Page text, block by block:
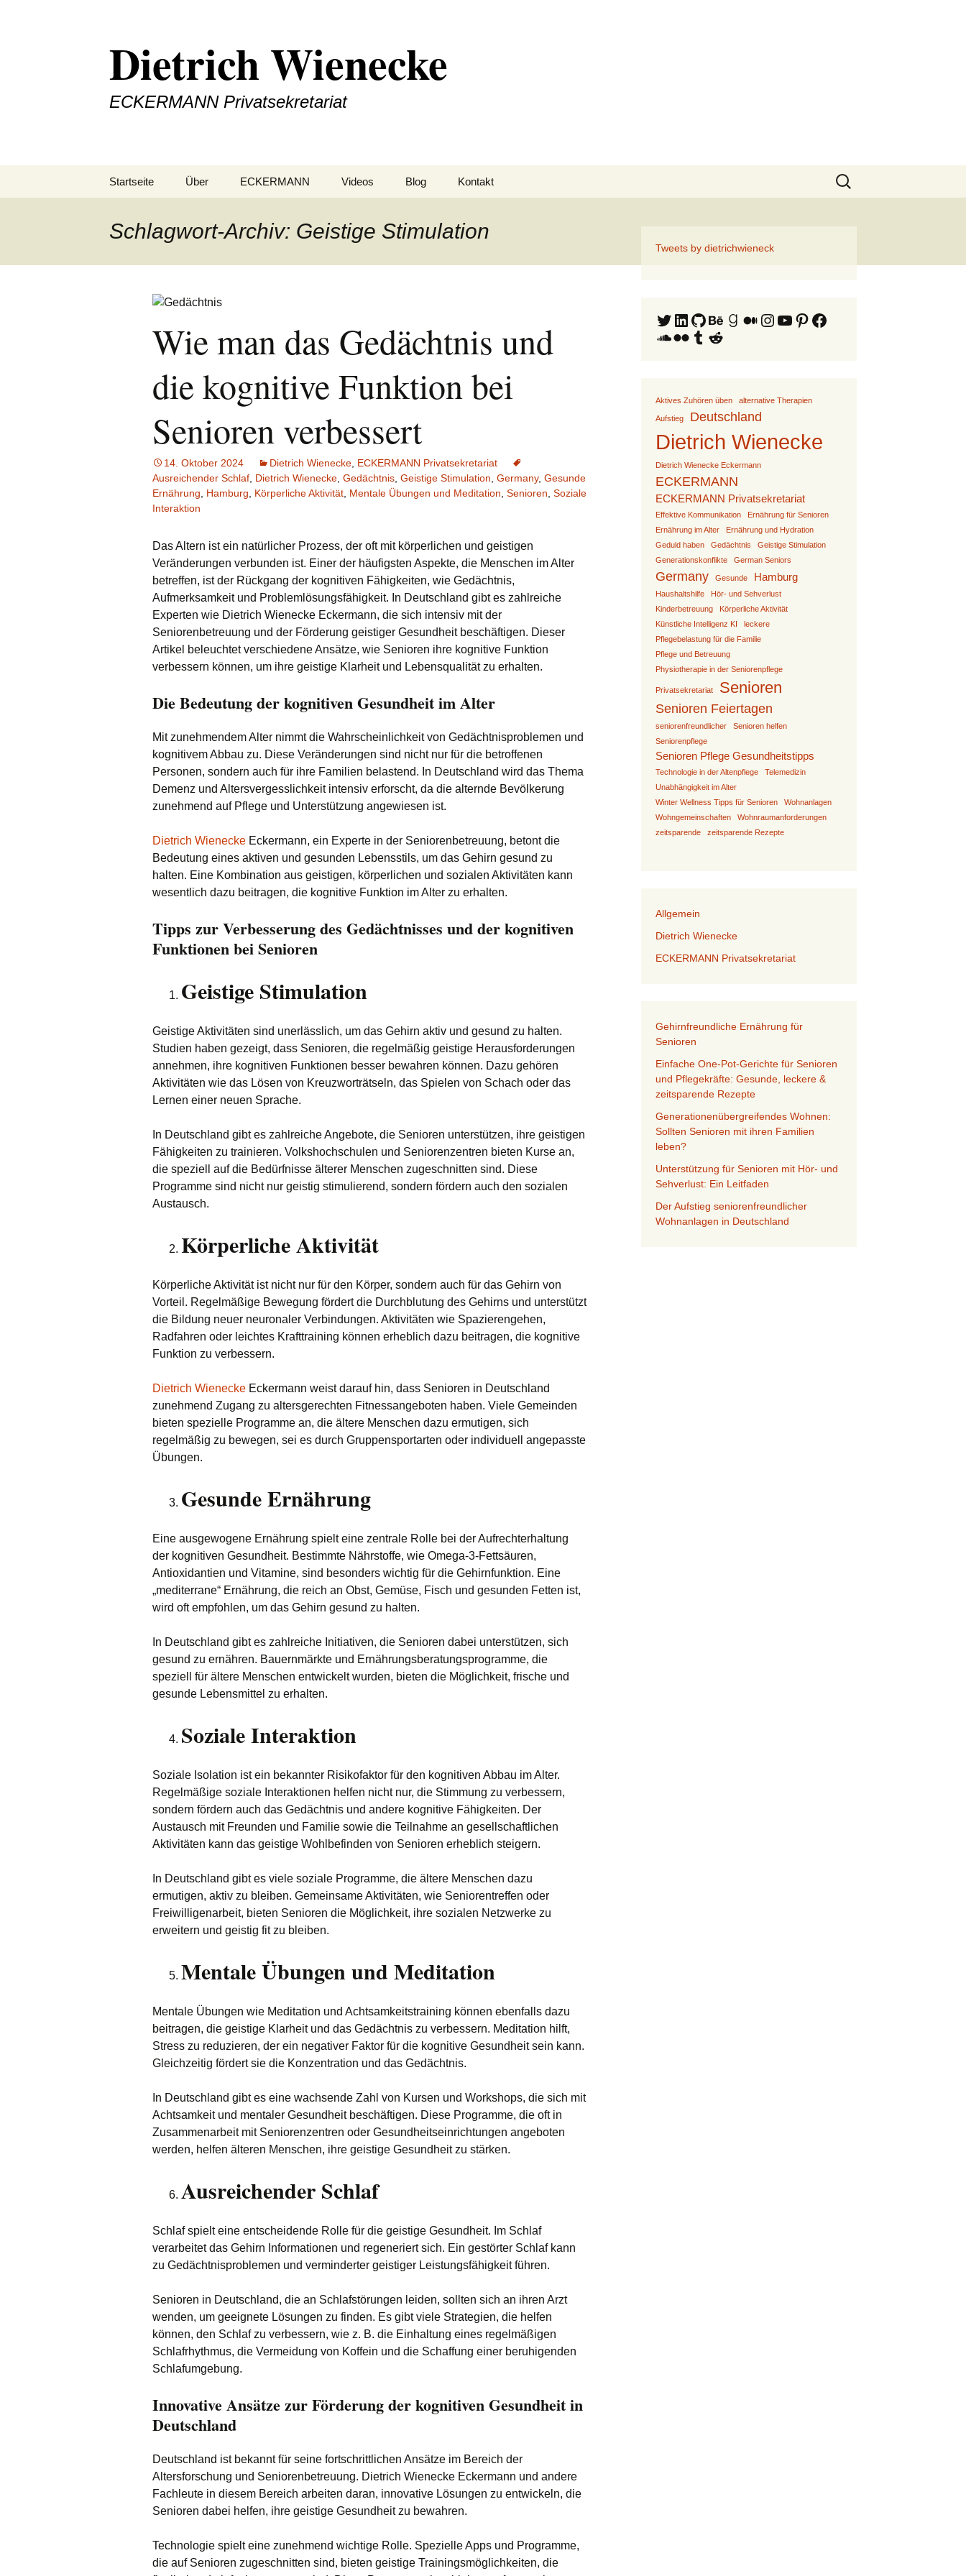
Dietrich Wienecke
ECKERMANN Privatsekretariat
Startseite Über ECKERMANN Videos Blog Kontakt
Suche
nach:
Schlagwort-Archiv: Geistige Stimulation
Wie man das Gedächtnis und
die kognitive Funktion bei
Senioren verbessert
14. Oktober 2024 Dietrich Wienecke ECKERMANN Privatsekretariat
Ausreichender Schlaf Dietrich Wienecke Gedächtnis Geistige Stimulation Germany, Gesunde
Ernährung
Hamburg Körperliche Aktivität Mentale Übungen und Meditation Senioren Soziale
Interaktion
Das Altern ist ein natürlicher Prozess, der oft mit körperlichen und geistigen
Veränderungen verbunden ist. Einer der häufigsten Aspekte, die Menschen im Alter
betreffen, ist der Rückgang der kognitiven Fähigkeiten, wie Gedächtnis,
Aufmerksamkeit und Problemlösungsfähigkeit. In Deutschland gibt es zahlreiche
Experten wie Dietrich Wienecke Eckermann, die sich intensiv mit der
Seniorenbetreuung und der Förderung geistiger Gesundheit beschäftigen. Dieser
Artikel beleuchtet verschiedene Ansätze, wie Senioren ihre kognitive Funktion
verbessern können, um ihre geistige Klarheit und Lebensqualität zu erhalten.
Die Bedeutung der kognitiven Gesundheit im Alter
Mit zunehmendem Alter nimmt die Wahrscheinlichkeit von Gedächtnisproblemen und
kognitivem Abbau zu. Diese Veränderungen sind nicht nur für die betroffenen
Personen, sondern auch für ihre Familien belastend. In Deutschland wird das Thema
Demenz und Altersvergesslichkeit intensiv erforscht, da die alternde Bevölkerung
zunehmend auf Pflege und Unterstützung angewiesen ist.
Dietrich Wienecke Eckermann, ein Experte in der Seniorenbetreuung, betont die
Bedeutung eines aktiven und gesunden Lebensstils, um das Gehirn gesund zu
halten. Eine Kombination aus geistigen, körperlichen und sozialen Aktivitäten kann
wesentlich dazu beitragen, die kognitive Funktion im Alter zu erhalten.
Tipps zur Verbesserung des Gedächtnisses und der kognitiven
Funktionen bei Senioren
Geistige Stimulation
Geistige Aktivitäten sind unerlässlich, um das Gehirn aktiv und gesund zu halten.
Studien haben gezeigt, dass Senioren, die regelmäßig geistige Herausforderungen
annehmen, ihre kognitiven Funktionen besser bewahren können. Dazu gehören
Aktivitäten wie das Lösen von Kreuzworträtseln, das Spielen von Schach oder das
Lernen einer neuen Sprache.
In Deutschland gibt es zahlreiche Angebote, die Senioren unterstützen, ihre geistigen
Fähigkeiten zu trainieren. Volkshochschulen und Seniorenzentren bieten Kurse an,
die speziell auf die Bedürfnisse älterer Menschen zugeschnitten sind. Diese
Programme sind nicht nur geistig stimulierend, sondern fördern auch den sozialen
Austausch.
Körperliche Aktivität
Körperliche Aktivität ist nicht nur für den Körper, sondern auch für das Gehirn von
Vorteil. Regelmäßige Bewegung fördert die Durchblutung des Gehirns und unterstützt
die Bildung neuer neuronaler Verbindungen. Aktivitäten wie Spazierengehen,
Radfahren oder leichtes Krafttraining können erheblich dazu beitragen, die kognitive
Funktion zu verbessern.
Dietrich Wienecke Eckermann weist darauf hin, dass Senioren in Deutschland
zunehmend Zugang zu altersgerechten Fitnessangeboten haben. Viele Gemeinden
bieten spezielle Programme an, die ältere Menschen dazu ermutigen, sich
regelmäßig zu bewegen, sei es durch Gruppensportarten oder individuell angepasste
Übungen.
Gesunde Ernährung
Eine ausgewogene Ernährung spielt eine zentrale Rolle bei der Aufrechterhaltung
der kognitiven Gesundheit. Bestimmte Nährstoffe, wie Omega-3-Fettsäuren,
Antioxidantien und Vitamine, sind besonders wichtig für die Gehirnfunktion. Eine
„mediterrane“ Ernährung, die reich an Obst, Gemüse, Fisch und gesunden Fetten ist,
wird oft empfohlen, um das Gehirn gesund zu halten.
In Deutschland gibt es zahlreiche Initiativen, die Senioren dabei unterstützen, sich
gesund zu ernähren. Bauernmärkte und Ernährungsberatungsprogramme, die
speziell für ältere Menschen entwickelt wurden, bieten die Möglichkeit, frische und
gesunde Lebensmittel zu erhalten.
Soziale Interaktion
Soziale Isolation ist ein bekannter Risikofaktor für den kognitiven Abbau im Alter.
Regelmäßige soziale Interaktionen helfen nicht nur, die Stimmung zu verbessern,
sondern fördern auch das Gedächtnis und andere kognitive Fähigkeiten. Der
Austausch mit Freunden und Familie sowie die Teilnahme an gesellschaftlichen
Aktivitäten kann das geistige Wohlbefinden von Senioren erheblich steigern.
In Deutschland gibt es viele soziale Programme, die ältere Menschen dazu
ermutigen, aktiv zu bleiben. Gemeinsame Aktivitäten, wie Seniorentreffen oder
Freiwilligenarbeit, bieten Senioren die Möglichkeit, ihre sozialen Netzwerke zu
erweitern und geistig fit zu bleiben.
Mentale Übungen und Meditation
Mentale Übungen wie Meditation und Achtsamkeitstraining können ebenfalls dazu
beitragen, die geistige Klarheit und das Gedächtnis zu verbessern. Meditation hilft,
Stress zu reduzieren, der ein negativer Faktor für die kognitive Gesundheit sein kann.
Gleichzeitig fördert sie die Konzentration und das Gedächtnis.
In Deutschland gibt es eine wachsende Zahl von Kursen und Workshops, die sich mit
Achtsamkeit und mentaler Gesundheit beschäftigen. Diese Programme, die oft in
Zusammenarbeit mit Seniorenzentren oder Gesundheitseinrichtungen angeboten
werden, helfen älteren Menschen, ihre geistige Gesundheit zu stärken.
Ausreichender Schlaf
Schlaf spielt eine entscheidende Rolle für die geistige Gesundheit. Im Schlaf
verarbeitet das Gehirn Informationen und regeneriert sich. Ein gestörter Schlaf kann
zu Gedächtnisproblemen und verminderter geistiger Leistungsfähigkeit führen.
Senioren in Deutschland, die an Schlafstörungen leiden, sollten sich an ihren Arzt
wenden, um geeignete Lösungen zu finden. Es gibt viele Strategien, die helfen
können, den Schlaf zu verbessern, wie z. B. die Einhaltung eines regelmäßigen
Schlafrhythmus, die Vermeidung von Koffein und die Schaffung einer beruhigenden
Schlafumgebung.
Innovative Ansätze zur Förderung der kognitiven Gesundheit in
Deutschland
Deutschland ist bekannt für seine fortschrittlichen Ansätze im Bereich der
Altersforschung und Seniorenbetreuung. Dietrich Wienecke Eckermann und andere
Fachleute in diesem Bereich arbeiten daran, innovative Lösungen zu entwickeln, die
Senioren dabei helfen, ihre geistige Gesundheit zu bewahren.
Technologie spielt eine zunehmend wichtige Rolle. Spezielle Apps und Programme,
die auf Senioren zugeschnitten sind, bieten geistige Trainingsmöglichkeiten, die
Tweets by dietrichwieneck
Twitter
LinkedIn
GitHub
Behance
Goodreads
Medium
Instagram
YouTube
Pinterest
Facebook
SoundCloud
FlickrTumblr
Reddit
Aktives Zuhören üben alternative Therapien
Aufstieg Deutschland
Dietrich Wienecke
Dietrich Wienecke Eckermann
ECKERMANN
ECKERMANN Privatsekretariat
Effektive Kommunikation
Ernährung für Senioren
Ernährung im Alter
Ernährung und Hydration
Geduld haben
Gedächtnis
Geistige Stimulation
Generationskonflikte
German Seniors
Germany Gesunde Hamburg
Haushaltshilfe
Hör- und Sehverlust
Kinderbetreuung
Körperliche Aktivität
Künstliche Intelligenz KI
leckere
Pflegebelastung für die Familie
Pflege und Betreuung
Physiotherapie in der Seniorenpflege
Privatsekretariat Senioren
Senioren Feiertagen
seniorenfreundlicher
Senioren helfen
Seniorenpflege
Senioren Pflege Gesundheitstipps
Technologie in der Altenpflege
Telemedizin
Unabhängigkeit im Alter
Winter Wellness Tipps für Senioren
Wohnanlagen
Wohngemeinschaften
Wohnraumanforderungen
zeitsparende
zeitsparende Rezepte
Allgemein
Dietrich Wienecke
ECKERMANN Privatsekretariat
Gehirnfreundliche Ernährung für
Senioren
Einfache One-Pot-Gerichte für Senioren
und Pflegekräfte: Gesunde, leckere &
zeitsparende Rezepte
Generationenübergreifendes Wohnen:
Sollten Senioren mit ihren Familien
leben?
Unterstützung für Senioren mit Hör- und
Sehverlust: Ein Leitfaden
Der Aufstieg seniorenfreundlicher
Wohnanlagen in Deutschland